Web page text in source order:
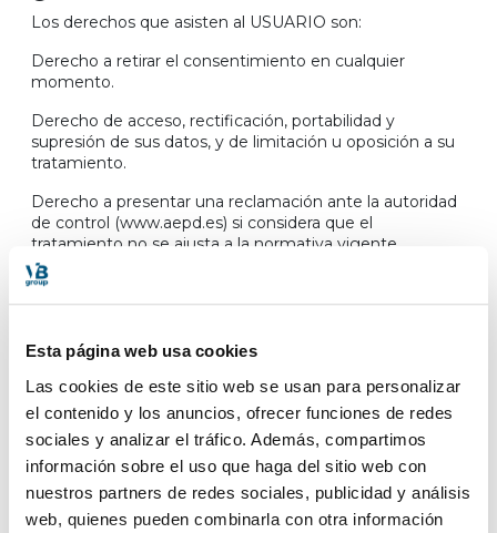
Esta página web usa cookies
Las cookies de este sitio web se usan para personalizar
el contenido y los anuncios, ofrecer funciones de redes
sociales y analizar el tráfico. Además, compartimos
información sobre el uso que haga del sitio web con
nuestros partners de redes sociales, publicidad y análisis
web, quienes pueden combinarla con otra información
Los derechos que asisten al USUARIO son:
Derecho a retirar el consentimiento en cualquier
momento.
Derecho de acceso, rectificación, portabilidad y
supresión de sus datos, y de limitación u oposición a su
tratamiento.
Derecho a presentar una reclamación ante la autoridad
de control (www.aepd.es) si considera que el
tratamiento no se ajusta a la normativa vigente.
Datos de contacto para ejercer sus derechos
227 - 28016 Madrid (Madrid). E-mail:
info@vbtravelgroup.com
2. CARÁCTER OBLIGATORIO
O FACULTATIVO DE LA
INFORMACIÓN FACILITADA
POR EL USUARIO